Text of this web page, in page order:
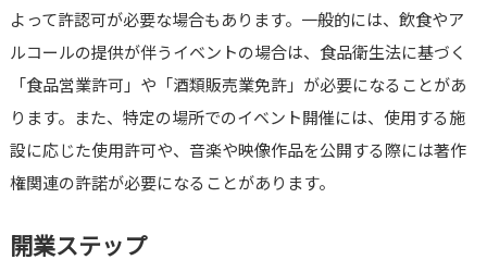
よって許認可が必要な場合もあります。一般的には、飲食やア
ルコールの提供が伴うイベントの場合は、食品衛生法に基づく
「食品営業許可」や「酒類販売業免許」が必要になることがあ
ります。また、特定の場所でのイベント開催には、使用する施
設に応じた使用許可や、音楽や映像作品を公開する際には著作
権関連の許諾が必要になることがあります。
開業ステップ